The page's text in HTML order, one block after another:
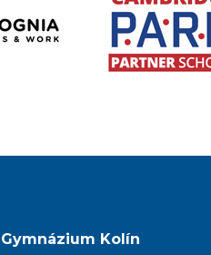
Gymnázium Kolín